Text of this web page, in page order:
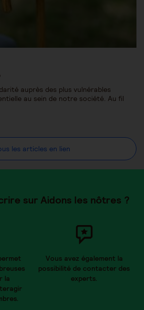
auprès des plus vulnérables
au sein de notre société. Au fil
les articles en lien
sur Aidons les nôtres ?
la
Vous avez également la
possibilité de contacter des
experts.